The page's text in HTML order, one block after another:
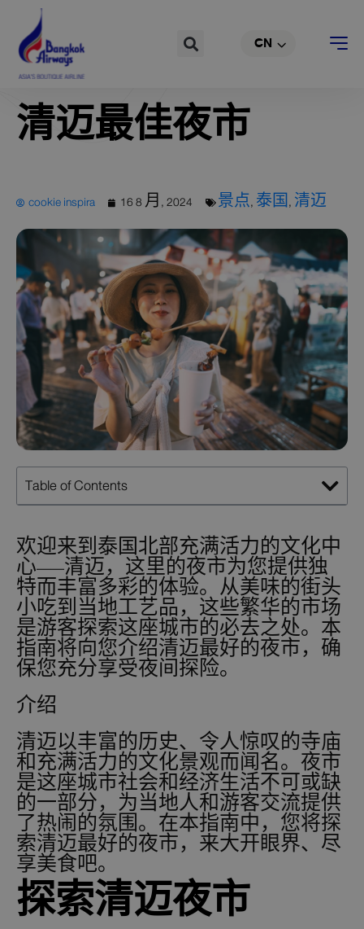
内
容
Search CN
TH
清迈最佳夜市
cookie inspira 16 8 月, 2024 景点, 泰国, 清迈
Table of Contents
欢迎来到泰国北部充满活力的文化中
心——清迈，这里的夜市为您提供独
特而丰富多彩的体验。从美味的街头
小吃到当地工艺品，这些繁华的市场
是游客探索这座城市的必去之处。本
指南将向您介绍清迈最好的夜市，确
保您充分享受夜间探险。
介绍
清迈以丰富的历史、令人惊叹的寺庙
和充满活力的文化景观而闻名。夜市
是这座城市社会和经济生活不可或缺
的一部分，为当地人和游客交流提供
了热闹的氛围。在本指南中，您将探
索清迈最好的夜市，来大开眼界、尽
享美食吧。
探索清迈夜市